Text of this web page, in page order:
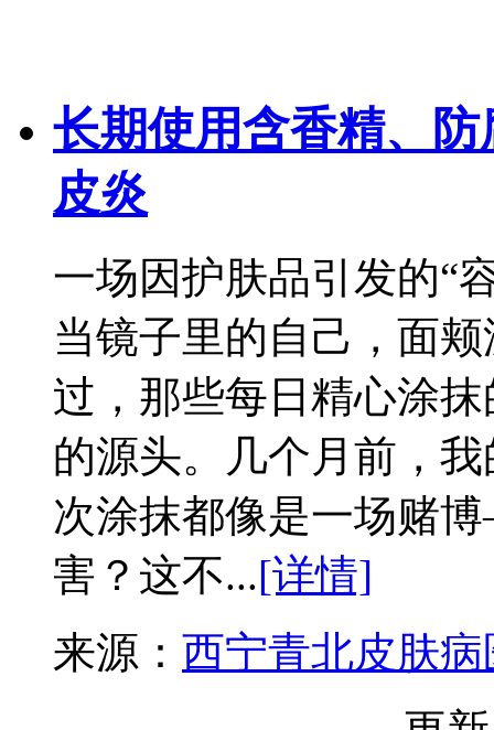
长期使用含香精、
皮炎
一场因护肤品引发的“
当镜子里的自己，面
过，那些每日精心涂
的源头。几个月前，
次涂抹都像是一场赌
害？这不...[详情]
来源： 西宁青北皮肤病